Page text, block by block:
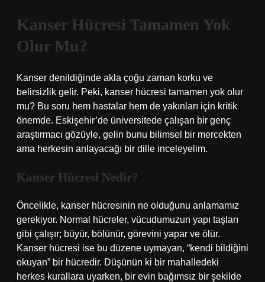
Kanser Hücresi Tamamen Yok
Olur Mu?
Kanser denildiğinde akla çoğu zaman korku ve
belirsizlik gelir. Peki, kanser hücresi tamamen yok olur
mu? Bu soru hem hastalar hem de yakınları için kritik
önemde. Eskişehir’de üniversitede çalışan bir genç
araştırmacı gözüyle, gelin bunu bilimsel bir mercekten
ama herkesin anlayacağı bir dille inceleyelim.
Kanser Hücresi Nedir?
Öncelikle, kanser hücresinin ne olduğunu anlamamız
gerekiyor. Normal hücreler, vücudumuzun yapı taşları
gibi çalışır; büyür, bölünür, görevini yapar ve ölür.
Kanser hücresi ise bu düzene uymayan, “kendi bildiğini
okuyan” bir hücredir. Düşünün ki bir mahalledeki
herkes kurallara uyarken, bir evin bağımsız bir şekilde